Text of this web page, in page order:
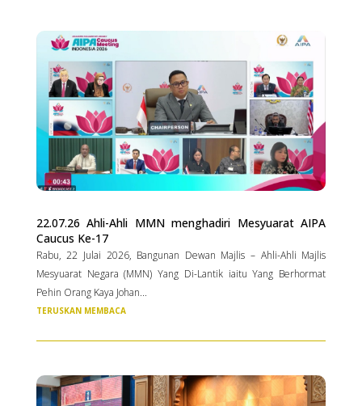
22.07.26 Ahli-Ahli MMN menghadiri Mesyuarat AIPA
Caucus Ke-17
Rabu, 22 Julai 2026, Bangunan Dewan Majlis – Ahli-Ahli Majlis
Mesyuarat Negara (MMN) Yang Di-Lantik iaitu Yang Berhormat
Pehin Orang Kaya Johan...
TERUSKAN MEMBACA